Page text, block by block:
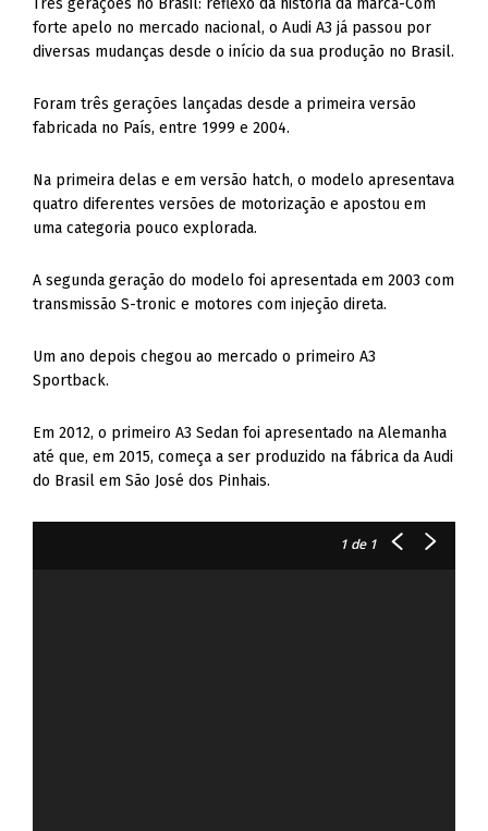
Três gerações no Brasil: reflexo da história da marca-Com
forte apelo no mercado nacional, o Audi A3 já passou por
diversas mudanças desde o início da sua produção no Brasil.
Foram três gerações lançadas desde a primeira versão
fabricada no País, entre 1999 e 2004.
Na primeira delas e em versão hatch, o modelo apresentava
quatro diferentes versões de motorização e apostou em
uma categoria pouco explorada.
A segunda geração do modelo foi apresentada em 2003 com
transmissão S-tronic e motores com injeção direta.
Um ano depois chegou ao mercado o primeiro A3
Sportback.
Em 2012, o primeiro A3 Sedan foi apresentado na Alemanha
até que, em 2015, começa a ser produzido na fábrica da Audi
do Brasil em São José dos Pinhais.
1de 1